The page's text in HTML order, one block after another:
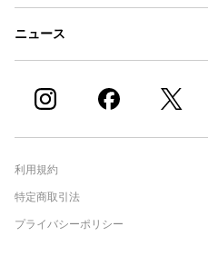
ニュース
利用規約
特定商取引法
プライバシーポリシー